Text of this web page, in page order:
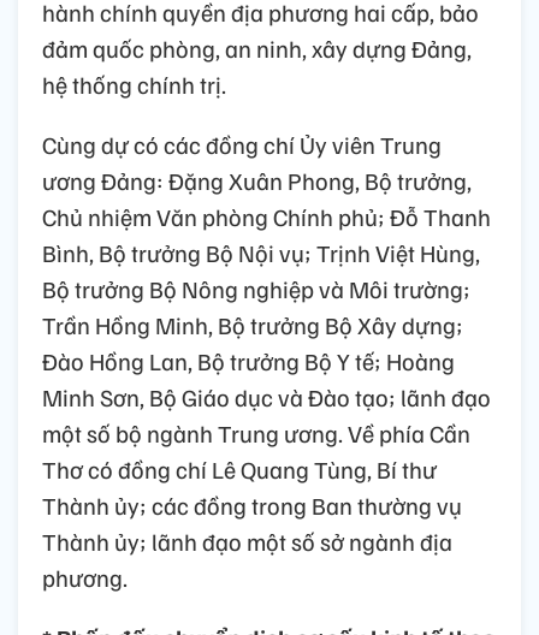
hành chính quyền địa phương hai cấp, bảo
đảm quốc phòng, an ninh, xây dựng Đảng,
hệ thống chính trị.
Cùng dự có các đồng chí Ủy viên Trung
ương Đảng: Đặng Xuân Phong, Bộ trưởng,
Chủ nhiệm Văn phòng Chính phủ; Đỗ Thanh
Bình, Bộ trưởng Bộ Nội vụ; Trịnh Việt Hùng,
Bộ trưởng Bộ Nông nghiệp và Môi trường;
Trần Hồng Minh, Bộ trưởng Bộ Xây dựng;
Đào Hồng Lan, Bộ trưởng Bộ Y tế; Hoàng
Minh Sơn, Bộ Giáo dục và Đào tạo; lãnh đạo
một số bộ ngành Trung ương. Về phía Cần
Thơ có đồng chí Lê Quang Tùng, Bí thư
Thành ủy; các đồng trong Ban thường vụ
Thành ủy; lãnh đạo một số sở ngành địa
phương.